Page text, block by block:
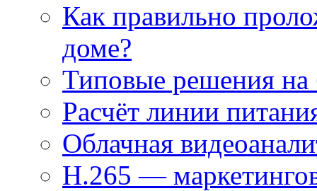
Как правильно
доме?
Типовые решения на
Расчёт линии
Облачная
H.265 —